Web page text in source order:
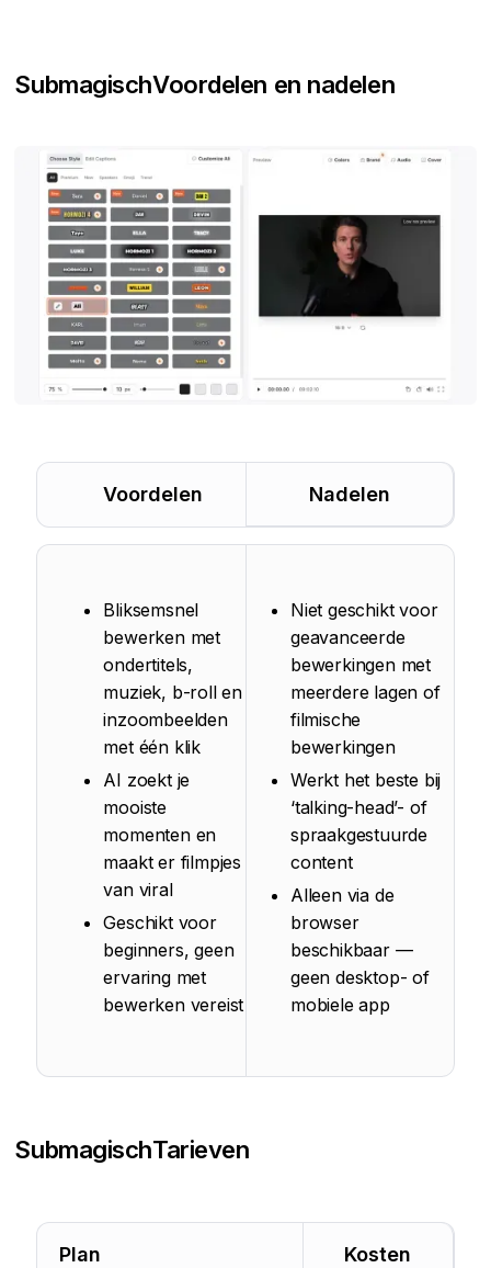
SubmagischVoordelen en nadelen
Voordelen Nadelen
Bliksemsnel
bewerken met
ondertitels,
muziek, b-roll en
inzoombeelden
met één klik
AI zoekt je
mooiste
momenten en
maakt er filmpjes
van viral
Geschikt voor
beginners, geen
ervaring met
bewerken vereist
Niet geschikt voor
geavanceerde
bewerkingen met
meerdere lagen of
filmische
bewerkingen
Werkt het beste bij
‘talking-head’- of
spraakgestuurde
content
Alleen via de
browser
beschikbaar —
geen desktop- of
mobiele app
SubmagischTarieven
Plan Kosten